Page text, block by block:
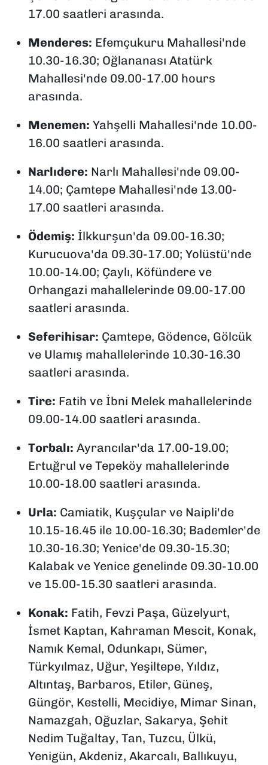
17.00 saatleri arasında.
Menderes: Efemçukuru Mahallesi'nde
10.30-16.30; Oğlananası Atatürk
Mahallesi'nde 09.00-17.00 hours
arasında.
Menemen: Yahşelli Mahallesi'nde 10.00-
16.00 saatleri arasında.
Narlıdere: Narlı Mahallesi'nde 09.00-
14.00; Çamtepe Mahallesi'nde 13.00-
17.00 saatleri arasında.
Ödemiş: İlkkurşun'da 09.00-16.30;
Kurucuova'da 09.30-17.00; Yolüstü'nde
10.00-14.00; Çaylı, Köfündere ve
Orhangazi mahallelerinde 09.00-17.00
saatleri arasında.
Seferihisar: Çamtepe, Gödence, Gölcük
ve Ulamış mahallelerinde 10.30-16.30
saatleri arasında.
Tire: Fatih ve İbni Melek mahallelerinde
09.00-14.00 saatleri arasında.
Torbalı: Ayrancılar'da 17.00-19.00;
Ertuğrul ve Tepeköy mahallelerinde
10.00-18.00 saatleri arasında.
Urla: Camiatik, Kuşçular ve Naipli'de
10.15-16.45 ile 10.00-16.30; Bademler'de
10.30-16.30; Yenice'de 09.30-15.30;
Kalabak ve Yenice genelinde 09.30-10.00
ve 15.00-15.30 saatleri arasında.
Konak: Fatih, Fevzi Paşa, Güzelyurt,
İsmet Kaptan, Kahraman Mescit, Konak,
Namık Kemal, Odunkapı, Sümer,
Türkyılmaz, Uğur, Yeşiltepe, Yıldız,
Altıntaş, Barbaros, Etiler, Güneş,
Güngör, Kestelli, Mecidiye, Mimar Sinan,
Namazgah, Oğuzlar, Sakarya, Şehit
Nedim Tuğaltay, Tan, Tuzcu, Ülkü,
Yenigün, Akdeniz, Akarcalı, Ballıkuyu,